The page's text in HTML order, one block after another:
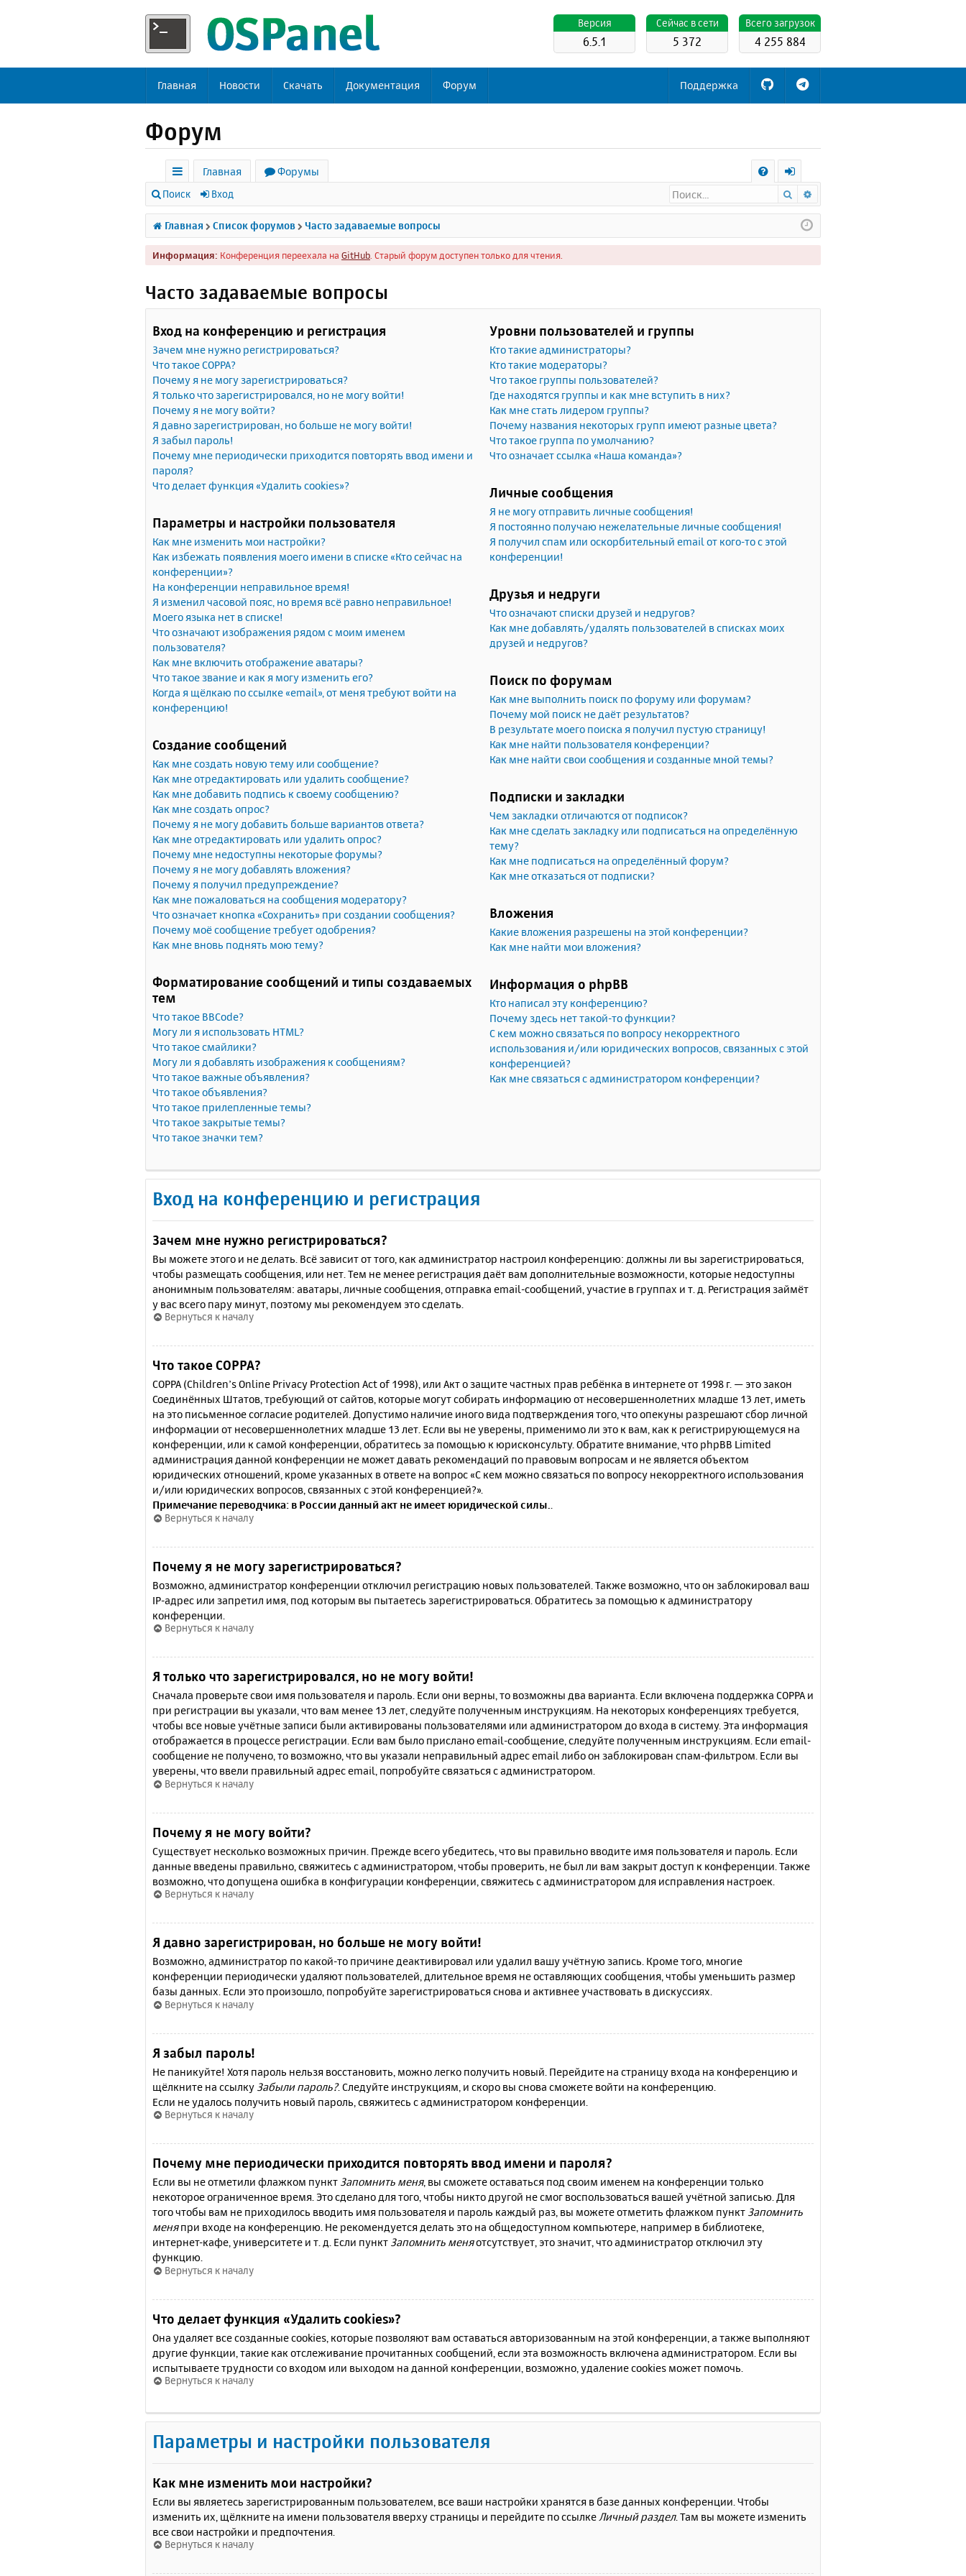
Всего загрузок
4 255 884
Cейчас в сети
5 372
Версия
6.5.1
Главная Новости Скачать Документация Форум Поддержка
Форум
с
ы
л
к
Главная
Форумы
Q
х
о
д
Поиск Вход Поиск
Главная Список форумов Часто задаваемые вопросы
Информация: Конференция переехала на GitHub . Старый форум доступен только для чтения.
Часто задаваемые вопросы
Вход на конференцию и регистрация
Зачем мне нужно регистрироваться?
Что такое COPPA?
Почему я не могу зарегистрироваться?
Я только что зарегистрировался, но не могу войти!
Почему я не могу войти?
Я давно зарегистрирован, но больше не могу войти!
Я забыл пароль!
Почему мне периодически приходится повторять ввод имени и
пароля?
Что делает функция «Удалить cookies»?
Параметры и настройки пользователя
Как мне изменить мои настройки?
Как избежать появления моего имени в списке «Кто сейчас на
конференции»?
На конференции неправильное время!
Я изменил часовой пояс, но время всё равно неправильное!
Моего языка нет в списке!
Что означают изображения рядом с моим именем
пользователя?
Как мне включить отображение аватары?
Что такое звание и как я могу изменить его?
Когда я щёлкаю по ссылке «email», от меня требуют войти на
конференцию!
Создание сообщений
Как мне создать новую тему или сообщение?
Как мне отредактировать или удалить сообщение?
Как мне добавить подпись к своему сообщению?
Как мне создать опрос?
Почему я не могу добавить больше вариантов ответа?
Как мне отредактировать или удалить опрос?
Почему мне недоступны некоторые форумы?
Почему я не могу добавлять вложения?
Почему я получил предупреждение?
Как мне пожаловаться на сообщения модератору?
Что означает кнопка «Сохранить» при создании сообщения?
Почему моё сообщение требует одобрения?
Как мне вновь поднять мою тему?
Форматирование сообщений и типы создаваемых
тем
Что такое BBCode?
Могу ли я использовать HTML?
Что такое смайлики?
Могу ли я добавлять изображения к сообщениям?
Что такое важные объявления?
Что такое объявления?
Что такое прилепленные темы?
Что такое закрытые темы?
Что такое значки тем?
Уровни пользователей и группы
Кто такие администраторы?
Кто такие модераторы?
Что такое группы пользователей?
Где находятся группы и как мне вступить в них?
Как мне стать лидером группы?
Почему названия некоторых групп имеют разные цвета?
Что такое группа по умолчанию?
Что означает ссылка «Наша команда»?
Личные сообщения
Я не могу отправить личные сообщения!
Я постоянно получаю нежелательные личные сообщения!
Я получил спам или оскорбительный email от кого-то с этой
конференции!
Друзья и недруги
Что означают списки друзей и недругов?
Как мне добавлять/удалять пользователей в списках моих
друзей и недругов?
Поиск по форумам
Как мне выполнить поиск по форуму или форумам?
Почему мой поиск не даёт результатов?
В результате моего поиска я получил пустую страницу!
Как мне найти пользователя конференции?
Как мне найти свои сообщения и созданные мной темы?
Подписки и закладки
Чем закладки отличаются от подписок?
Как мне сделать закладку или подписаться на определённую
тему?
Как мне подписаться на определённый форум?
Как мне отказаться от подписки?
Вложения
Какие вложения разрешены на этой конференции?
Как мне найти мои вложения?
Информация о phpBB
Кто написал эту конференцию?
Почему здесь нет такой-то функции?
С кем можно связаться по вопросу некорректного
использования и/или юридических вопросов, связанных с этой
конференцией?
Как мне связаться с администратором конференции?
Вход на конференцию и регистрация
Зачем мне нужно регистрироваться?
Вы можете этого и не делать. Всё зависит от того, как администратор настроил конференцию: должны ли вы зарегистрироваться,
чтобы размещать сообщения, или нет. Тем не менее регистрация даёт вам дополнительные возможности, которые недоступны
анонимным пользователям: аватары, личные сообщения, отправка email-сообщений, участие в группах и т. д. Регистрация займёт
у вас всего пару минут, поэтому мы рекомендуем это сделать.
Вернуться к началу
Что такое COPPA?
COPPA (Children’s Online Privacy Protection Act of 1998), или Акт о защите частных прав ребёнка в интернете от 1998 г. — это закон
Соединённых Штатов, требующий от сайтов, которые могут собирать информацию от несовершеннолетних младше 13 лет, иметь
на это письменное согласие родителей. Допустимо наличие иного вида подтверждения того, что опекуны разрешают сбор личной
информации от несовершеннолетних младше 13 лет. Если вы не уверены, применимо ли это к вам, как к регистрирующемуся на
конференции, или к самой конференции, обратитесь за помощью к юрисконсульту. Обратите внимание, что phpBB Limited
администрация данной конференции не может давать рекомендаций по правовым вопросам и не является объектом
юридических отношений, кроме указанных в ответе на вопрос «С кем можно связаться по вопросу некорректного использования
и/или юридических вопросов, связанных с этой конференцией?».
Примечание переводчика: в России данный акт не имеет юридической силы..
Вернуться к началу
Почему я не могу зарегистрироваться?
Возможно, администратор конференции отключил регистрацию новых пользователей. Также возможно, что он заблокировал ваш
IP-адрес или запретил имя, под которым вы пытаетесь зарегистрироваться. Обратитесь за помощью к администратору
конференции.
Вернуться к началу
Я только что зарегистрировался, но не могу войти!
Сначала проверьте свои имя пользователя и пароль. Если они верны, то возможны два варианта. Если включена поддержка COPPA и
при регистрации вы указали, что вам менее 13 лет, следуйте полученным инструкциям. На некоторых конференциях требуется,
чтобы все новые учётные записи были активированы пользователями или администратором до входа в систему. Эта информация
отображается в процессе регистрации. Если вам было прислано email-сообщение, следуйте полученным инструкциям. Если email-
сообщение не получено, то возможно, что вы указали неправильный адрес email либо он заблокирован спам-фильтром. Если вы
уверены, что ввели правильный адрес email, попробуйте связаться с администратором.
Вернуться к началу
Почему я не могу войти?
Существует несколько возможных причин. Прежде всего убедитесь, что вы правильно вводите имя пользователя и пароль. Если
данные введены правильно, свяжитесь с администратором, чтобы проверить, не был ли вам закрыт доступ к конференции. Также
возможно, что допущена ошибка в конфигурации конференции, свяжитесь с администратором для исправления настроек.
Вернуться к началу
Я давно зарегистрирован, но больше не могу войти!
Возможно, администратор по какой-то причине деактивировал или удалил вашу учётную запись. Кроме того, многие
конференции периодически удаляют пользователей, длительное время не оставляющих сообщения, чтобы уменьшить размер
базы данных. Если это произошло, попробуйте зарегистрироваться снова и активнее участвовать в дискуссиях.
Вернуться к началу
Я забыл пароль!
Не паникуйте! Хотя пароль нельзя восстановить, можно легко получить новый. Перейдите на страницу входа на конференцию и
щёлкните на ссылку Забыли пароль?. Следуйте инструкциям, и скоро вы снова сможете войти на конференцию.
Если не удалось получить новый пароль, свяжитесь с администратором конференции.
Вернуться к началу
Почему мне периодически приходится повторять ввод имени и пароля?
Если вы не отметили флажком пункт Запомнить меня, вы сможете оставаться под своим именем на конференции только
некоторое ограниченное время. Это сделано для того, чтобы никто другой не смог воспользоваться вашей учётной записью. Для
того чтобы вам не приходилось вводить имя пользователя и пароль каждый раз, вы можете отметить флажком пункт Запомнить
меняпри входе на конференцию. Не рекомендуется делать это на общедоступном компьютере, например в библиотеке,
интернет-кафе, университете и т. д. Если пункт Запомнить меняотсутствует, это значит, что администратор отключил эту
функцию.
Вернуться к началу
Что делает функция «Удалить cookies»?
Она удаляет все созданные cookies, которые позволяют вам оставаться авторизованным на этой конференции, а также выполняют
другие функции, такие как отслеживание прочитанных сообщений, если эта возможность включена администратором. Если вы
испытываете трудности со входом или выходом на данной конференции, возможно, удаление cookies может помочь.
Вернуться к началу
Параметры и настройки пользователя
Как мне изменить мои настройки?
Если вы являетесь зарегистрированным пользователем, все ваши настройки хранятся в базе данных конференции. Чтобы
изменить их, щёлкните на имени пользователя вверху страницы и перейдите по ссылке Личный раздел. Там вы можете изменить
все свои настройки и предпочтения.
Вернуться к началу